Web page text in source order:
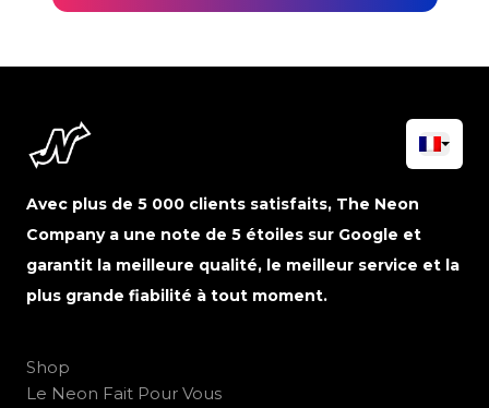
Avec plus de 5 000 clients satisfaits, The Neon
Company a une note de 5 étoiles sur Google et
garantit la meilleure qualité, le meilleur service et la
plus grande fiabilité à tout moment.
Shop
Le Neon Fait Pour Vous